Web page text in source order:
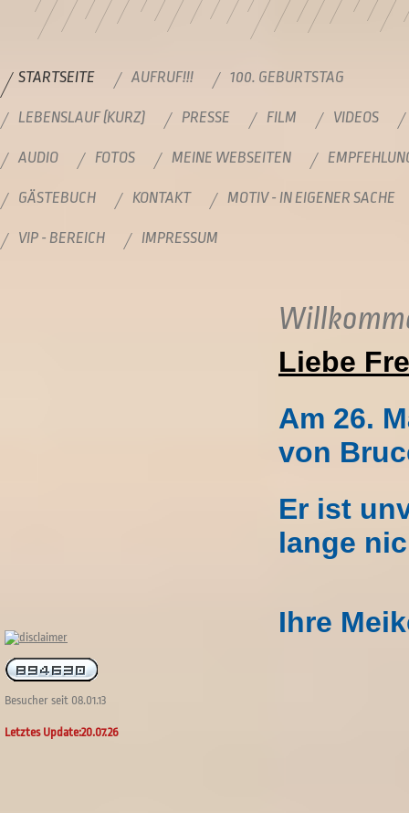
STARTSEITE AUFRUF!!! 100. GEBURTSTAG
LEBENSLAUF (KURZ) PRESSE FILM VIDEOS
AUDIO FOTOS MEINE WEBSEITEN
GÄSTEBUCH KONTAKT MOTIV - IN EIGENER SACHE
VIP - BEREICH IMPRESSUM
Besucher seit 08.01.13
Letztes Update:20.07.26
Liebe
Am 26.
von
Er ist
lange
Ihre